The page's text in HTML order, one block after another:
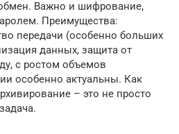
Важно и шифрование,
Преимущества:
передачи (особенно больших
данных, защита от
с ростом объемов
особенно актуальны. Как
– это не просто